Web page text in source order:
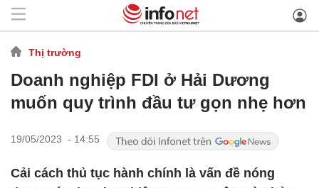
Thị trường
Doanh nghiệp FDI ở Hải Dương
muốn quy trình đầu tư gọn nhẹ hơn
19/05/2023 - 14:55
Cải cách thủ tục hành chính là vấn đề nóng